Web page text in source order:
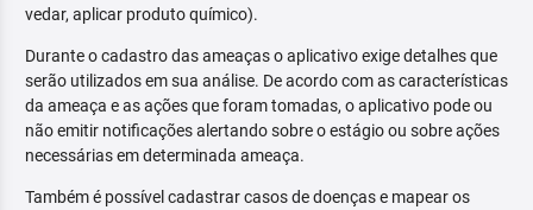
vedar, aplicar produto químico).
Durante o cadastro das ameaças o aplicativo exige detalhes que
serão utilizados em sua análise. De acordo com as características
da ameaça e as ações que foram tomadas, o aplicativo pode ou
não emitir notificações alertando sobre o estágio ou sobre ações
necessárias em determinada ameaça.
Também é possível cadastrar casos de doenças e mapear os